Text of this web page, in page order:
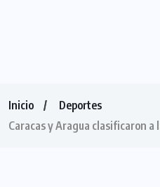
Inicio
Deportes
Caracas y Aragua clasificaron a